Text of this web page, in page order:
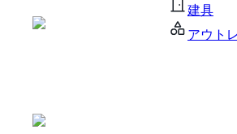
建具
アウト